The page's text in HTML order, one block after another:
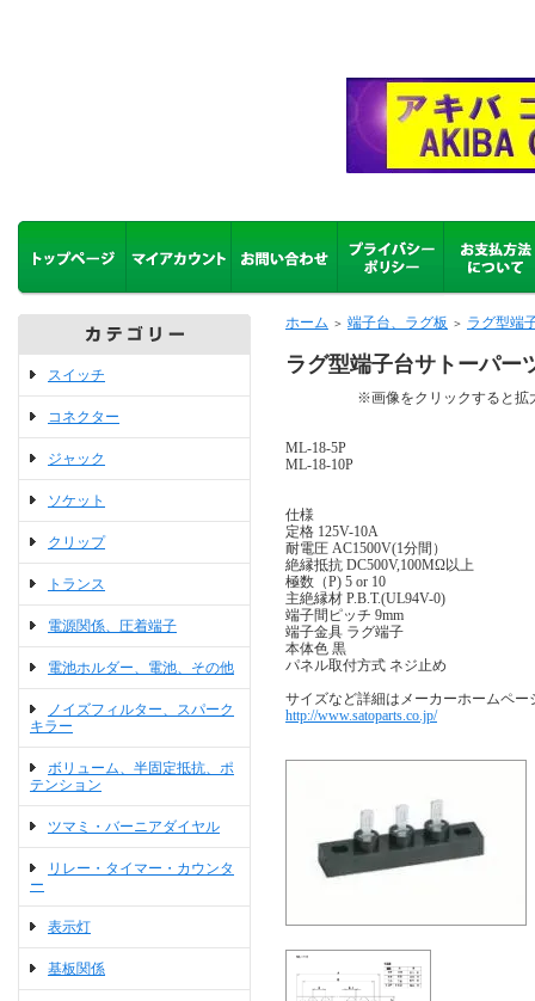
スイッチ
コネクター
ジャック
ソケット
クリップ
トランス
電源関係、圧着端子
電池ホルダー、電池、その他
ノイズフィルター、スパーク
キラー
ボリューム、半固定抵抗、ポ
テンション
ツマミ・バーニアダイヤル
リレー・タイマー・カウンタ
ー
表示灯
基板関係
ホーム ＞ 端子台、ラグ板 ＞ ラグ型端
ラグ型端子台サトーパー
※画像をクリックすると拡大
ML-18-5P
ML-18-10P
仕様
定格 125V-10A
耐電圧 AC1500V(1分間）
絶縁抵抗 DC500V,100MΩ以上
極数（P) 5 or 10
主絶縁材 P.B.T.(UL94V-0)
端子間ピッチ 9mm
端子金具 ラグ端子
本体色 黒
パネル取付方式 ネジ止め
サイズなど詳細はメーカーホームペー
http://www.satoparts.co.jp/